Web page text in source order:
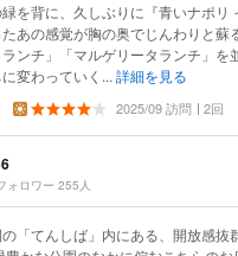
を背に、久しぶりに『青いナポ
あの感覚が胸の奥でじんわりと蘇
ランチ」「マルゲリータランチ」
変わっていく... 詳細を見る
2025/09 訪問 2回
ォロワー 255人
「てんしば」内にある、開放感